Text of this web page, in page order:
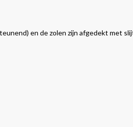
en de zolen zijn afgedekt met